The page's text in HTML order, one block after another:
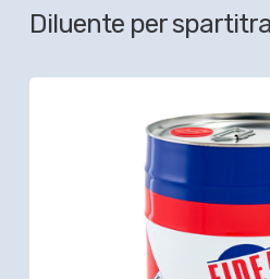
Diluente per